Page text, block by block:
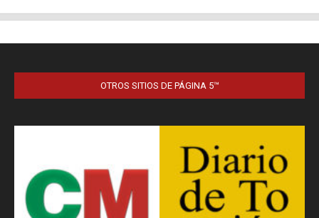
OTROS SITIOS DE PÁGINA 5™